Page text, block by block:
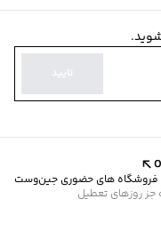
تایید
فروشگاه های حضوری جین‌وست